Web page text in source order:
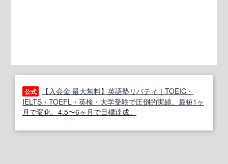
公式
【入会金 最大無料】英語塾リバティ｜TOEIC・
IELTS・TOEFL・英検・大学受験で圧倒的実績。最短1ヶ
月で変化、4.5〜6ヶ月で目標達成。